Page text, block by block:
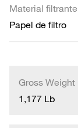
Material filtrante
Papel de filtro
Gross Weight
1,177 Lb